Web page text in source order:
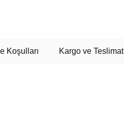
Koşulları Kargo ve Teslimat